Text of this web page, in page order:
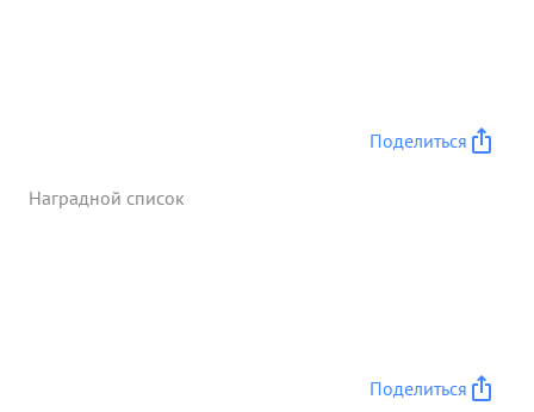
Поделиться
Наградной список
Поделиться